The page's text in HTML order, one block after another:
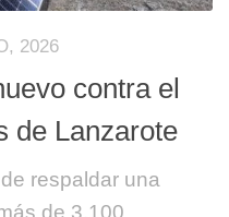
2026
contra el
de Lanzarote
respaldar una
de 3.100